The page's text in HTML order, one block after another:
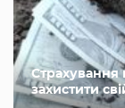
захистити